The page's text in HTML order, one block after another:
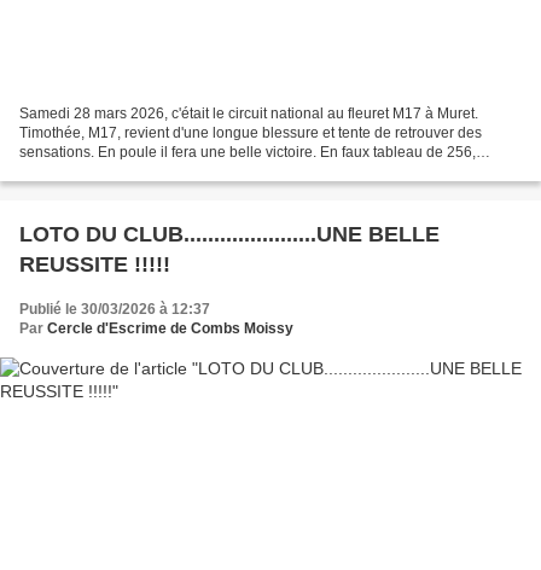
Samedi 28 mars 2026, c'était le circuit national au fleuret M17 à Muret.
Timothée, M17, revient d'une longue blessure et tente de retrouver des
sensations. En poule il fera une belle victoire. En faux tableau de 256,
LOTO DU CLUB......................UNE BELLE
REUSSITE !!!!!
Publié le 30/03/2026 à 12:37
Par Cercle d'Escrime de Combs Moissy